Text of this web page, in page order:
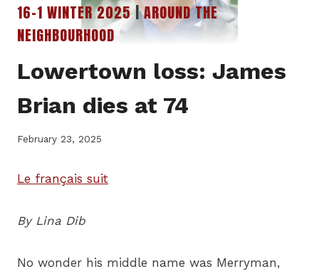
16-1 WINTER 2025|AROUND THE
NEIGHBOURHOOD
Lowertown loss: James
Brian dies at 74
February 23, 2025
Le français suit
By Lina Dib
No wonder his middle name was Merryman,